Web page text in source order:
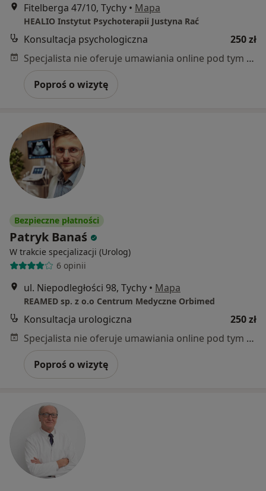
Fitelberga 47/10, Tychy • Mapa
HEALIO Instytut Psychoterapii Justyna Rać
Konsultacja psychologiczna
250 zł
Specjalista nie oferuje umawiania online pod tym adresem.
Poproś o wizytę
Bezpieczne płatności
Patryk Banaś
W trakcie specjalizacji (Urolog)
6 opinii
ul. Niepodległości 98, Tychy • Mapa
REAMED sp. z o.o Centrum Medyczne Orbimed
Konsultacja urologiczna
250 zł
Specjalista nie oferuje umawiania online pod tym adresem.
Poproś o wizytę